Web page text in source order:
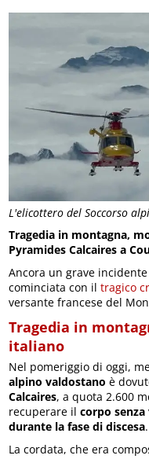
L'elicottero del Soccorso
Tragedia in montagna,
Pyramides Calcaires a
Ancora un grave
cominciata con iltragico
versante francese del
Tragedia in
italiano
Nel pomeriggio di oggi,
alpino valdostano è
Calcaires, a quota 2.600
recuperare ilcorpo
durante la fase di discesa.
La cordata, che era